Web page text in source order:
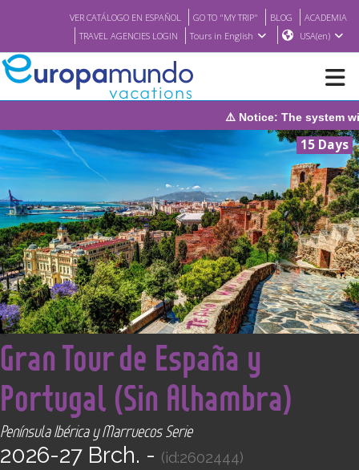
VER CATÁLOGO EN ESPAÑOL GO TO "MY TRIP" BLOG
ACADEMIA
TRAVEL AGENCIES LOGIN
Tours in English USA(en)
BROCHURE PDF
WHERE TO BUY
FEATURED
ABOUT US
CONTACT
⚠️ Notice: The system will be under
15 Days
<
Gran Tour de España y
Portugal (Sin Alhambra)
Península Ibérica y Marruecos Serie
2026-27 Brch. - (id:2602444)